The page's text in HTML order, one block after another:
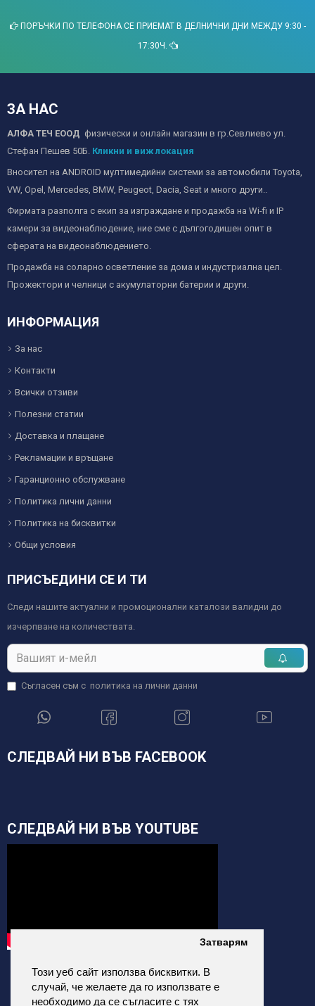
Този уеб сайт използва бисквитки. В
случай, че желаете да го използвате е
необходимо да се съгласите с тях
Затварям
ПОРЪЧКИ ПО ТЕЛЕФОНА СЕ ПРИЕМАТ В ДЕЛНИЧНИ ДНИ МЕЖДУ 9:30 -
17:30Ч.
ЗА НАС
АЛФА ТЕЧ ЕООД физически и онлайн магазин в гр.Севлиево ул.
Стефан Пешев 50Б. Кликни и виж локация
Вносител на ANDROID мултимедийни системи за автомобили Toyota,
VW, Opel, Mercedes, BMW, Peugeot, Dacia, Seat и много други..
Фирмата разполга с екип за изграждане и продажба на Wi-fi и IP
камери за видеонаблюдение, ние сме с дългогодишен опит в
сферата на видеонаблюдението.
Продажба на соларно осветление за дома и индустриална цел.
Прожектори и челници с акумулаторни батерии и други.
ИНФОРМАЦИЯ
За нас
Контакти
Всички отзиви
Полезни статии
Доставка и плащане
Рекламации и връщане
Гаранционно обслужване
Политика лични данни
Политика на бисквитки
Общи условия
ПРИСЪЕДИНИ СЕ И ТИ
Следи нашите актуални и промоционални каталози валидни до
изчерпване на количествата.
Съгласен съм с политика на лични данни
СЛЕДВАЙ НИ ВЪВ FACEBOOK
СЛЕДВАЙ НИ ВЪВ YOUTUBE